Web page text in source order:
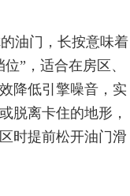
油门，长按意味着
”，适合在房区、
降低引擎噪音，实
脱离卡住的地形，
时提前松开油门滑